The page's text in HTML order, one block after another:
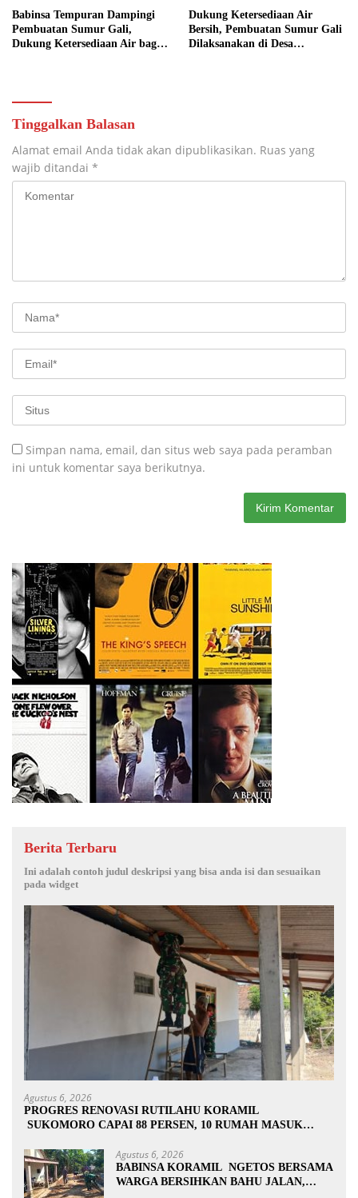
Babinsa Tempuran Dampingi
Pembuatan Sumur Gali,
Dukung Ketersediaan Air bagi
Dukung Ketersediaan Air
Bersih, Pembuatan Sumur Gali
Dilaksanakan di Desa
Tinggalkan Balasan
Alamat email Anda tidak akan dipublikasikan. Ruas yang
wajib ditandai *
Simpan nama, email, dan situs web saya pada peramban
ini untuk komentar saya berikutnya.
Berita Terbaru
Ini adalah contoh judul deskripsi yang bisa anda isi dan sesuaikan
pada widget
Agustus 6, 2026
PROGRES RENOVASI RUTILAHU KORAMIL
SUKOMORO CAPAI 88 PERSEN, 10 RUMAH MASUK
Agustus 6, 2026
BABINSA KORAMIL NGETOS BERSAMA
WARGA BERSIHKAN BAHU JALAN,